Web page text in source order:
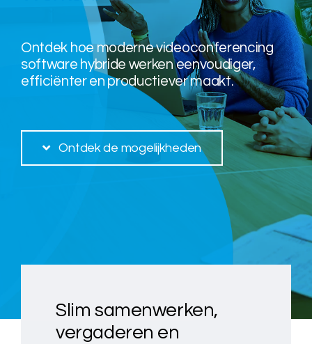
Over ons
Ontdek hoe moderne videoconferencing
software hybride werken eenvoudiger,
efficiënter en productiever maakt.
Ontdek de mogelijkheden
Slim samenwerken,
vergaderen en